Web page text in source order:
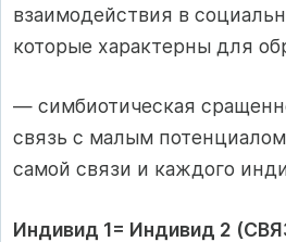
взаимодействия в
которые характерны для
— симбиотическая
связь с малым
самой связи и каждого
Индивид 1= Индивид 2